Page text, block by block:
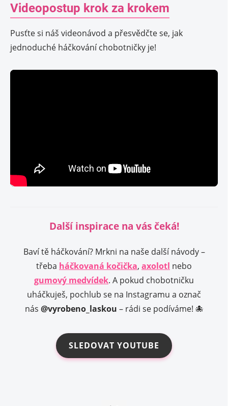
Videopostup krok za krokem
Pusťte si náš videonávod a přesvědčte se, jak
jednoduché háčkování chobotničky je!
Další inspirace na vás čeká!
Baví tě háčkování? Mrkni na naše další návody –
třeba háčkovaná kočička, axolotl nebo
gumový medvídek. A pokud chobotničku
uháčkuješ, pochlub se na Instagramu a označ
nás @vyrobeno_laskou – rádi se podíváme! 🐙
SLEDOVAT YOUTUBE